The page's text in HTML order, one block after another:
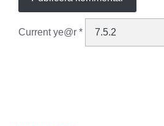
Current ye@r *